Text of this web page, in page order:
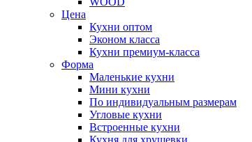
Цена
Кухни оптом
Эконом класса
Кухни премиум-класса
Форма
Маленькие кухни
Мини кухни
По индивидуальным размерам
Угловые кухни
Встроенные кухни
Кухня для хрущевки